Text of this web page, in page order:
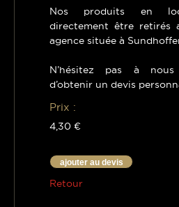
Nos produits en
directement être retirés
agence située à
N’hésitez pas à
d’obtenir un devis
Prix :
4,30 €
ajouter au devis
Retour